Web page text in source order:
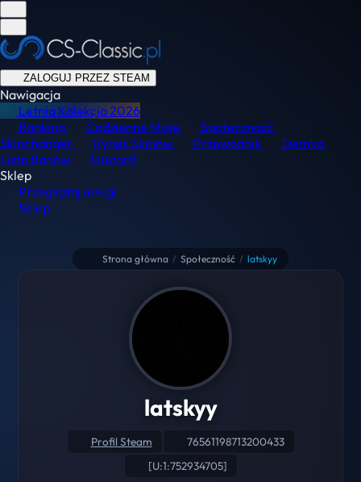
ZALOGUJ PRZEZ STEAM
Nawigacja
Letnia Kolekcja2026
Ranking
Codzienne Misje
Społeczność
Skinchanger
Rynek Skinów Przewodnik
Demka
Lista Banów
Discord
Sklep
Przeglądaj usługi
Sklep
Strona główna / Społeczność / latskyy
latskyy
Profil Steam
76561198713200433
[U:1:752934705]